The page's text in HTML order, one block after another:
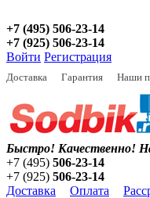
+7 (495) 506-23-14
+7 (925) 506-23-14
Войти Регистрация
Доставка Гарантия Наши
Быстро! Качественно!
+7 (495) 506-23-14
+7 (925) 506-23-14
Доставка
Оплата